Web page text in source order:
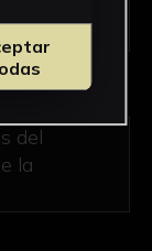
del
la